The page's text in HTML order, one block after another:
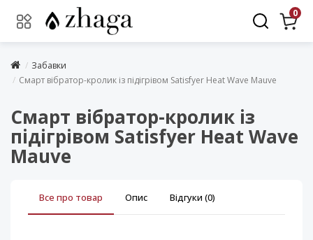
0
Забавки
Смарт вібратор-кролик із підігрівом Satisfyer Heat Wave Mauve
Смарт вібратор-кролик із
підігрівом Satisfyer Heat Wave
Mauve
Все про товар Опис Відгуки (0)